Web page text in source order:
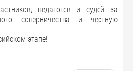
педагогов и судей за
соперничества и честную
этапе!